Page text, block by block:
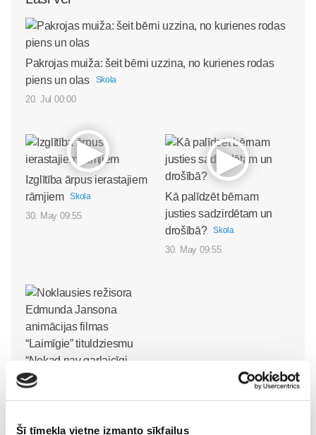
Šī tīmekļa vietne izmanto sīkfailus
Pakrojas muiža: šeit bērni uzzina, no kurienes rodas
piens un olas
Skola
20. Jul 00:00
Izglītība ārpus ierastajiem
rāmjiem
Skola
30. May 09:55
Kā palīdzēt bērnam
justies sadzirdētam un
drošībā?
Skola
30. May 09:55
Noklausies režisora
animācijas filmas